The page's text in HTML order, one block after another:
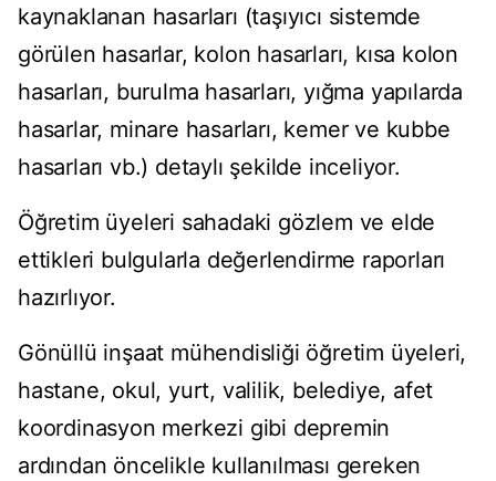
kaynaklanan hasarları (taşıyıcı sistemde
görülen hasarlar, kolon hasarları, kısa kolon
hasarları, burulma hasarları, yığma yapılarda
hasarlar, minare hasarları, kemer ve kubbe
hasarları vb.) detaylı şekilde inceliyor.
Öğretim üyeleri sahadaki gözlem ve elde
ettikleri bulgularla değerlendirme raporları
hazırlıyor.
Gönüllü inşaat mühendisliği öğretim üyeleri,
hastane, okul, yurt, valilik, belediye, afet
koordinasyon merkezi gibi depremin
ardından öncelikle kullanılması gereken